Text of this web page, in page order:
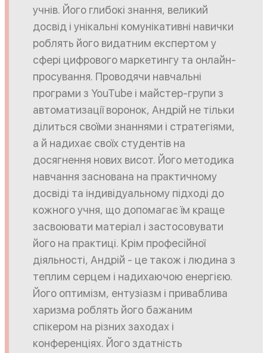
учнів. Його глибокі знання, великий
досвід і унікальні комунікативні навички
роблять його видатним експертом у
сфері цифрового маркетингу та онлайн-
просування. Проводячи навчальні
програми з YouTube і майстер-групи з
автоматизації воронок, Андрій не тільки
ділиться своїми знаннями і стратегіями,
а й надихає своїх студентів на
досягнення нових висот. Його методика
навчання заснована на практичному
досвіді та індивідуальному підході до
кожного учня, що допомагає їм краще
засвоювати матеріал і застосовувати
його на практиці. Крім професійної
діяльності, Андрій - це також і людина з
теплим серцем і надихаючою енергією.
Його оптимізм, ентузіазм і приваблива
харизма роблять його бажаним
спікером на різних заходах і
конференціях. Його здатність